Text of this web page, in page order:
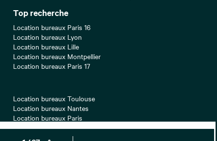
Top recherche
Location bureaux Paris 16
Location bureaux Lyon
Location bureaux Lille
Location bureaux Montpellier
Location bureaux Paris 17
Location bureaux Toulouse
Location bureaux Nantes
Location bureaux Paris
Location bureaux Paris 12
Location bureaux Bordeaux